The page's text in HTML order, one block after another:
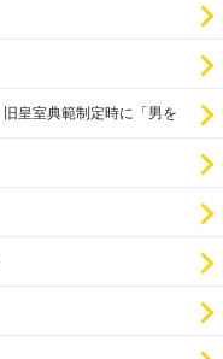
皇室典範制定時に「男を